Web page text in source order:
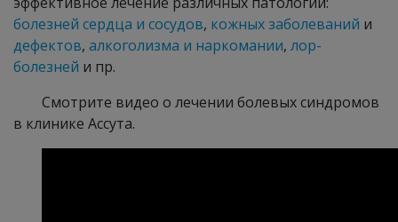
болезней сердца и сосудов, кожных заболеваний и
дефектов, алкоголизма и наркомании, лор-
болезней и пр.
Смотрите видео о лечении болевых синдромов
в клинике Ассута.